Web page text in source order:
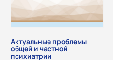
Актуальные проблемы
общей и частной
психиатрии